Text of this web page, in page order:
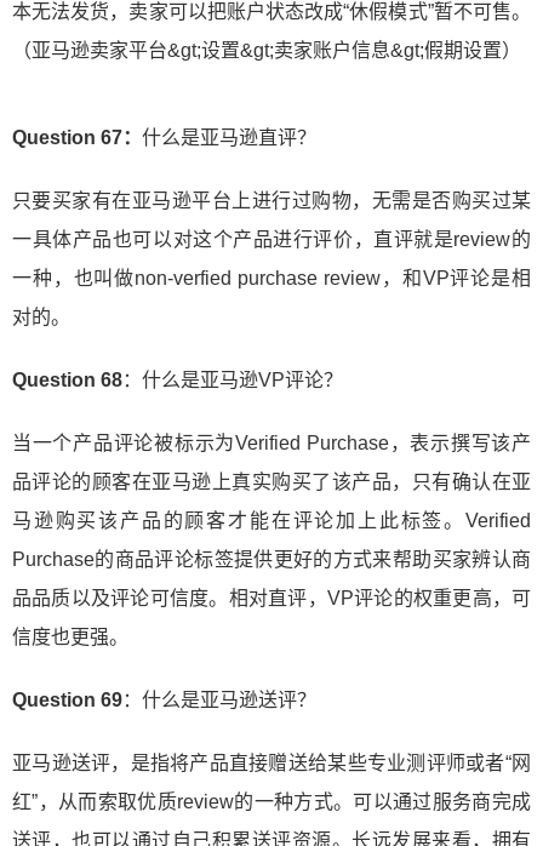
本无法发货，卖家可以把账户状态改成“休假模式”暂不可售。
（亚马逊卖家平台&gt;设置&gt;卖家账户信息&gt;假期设置）
Question 67： 什么是亚马逊直评？
只要买家有在亚马逊平台上进行过购物，无需是否购买过某
一具体产品也可以对这个产品进行评价，直评就是review的
一种，也叫做non-verfied purchase review，和VP评论是相
对的。
Question 68：什么是亚马逊VP评论？
当一个产品评论被标示为Verified Purchase，表示撰写该产
品评论的顾客在亚马逊上真实购买了该产品，只有确认在亚
马逊购买该产品的顾客才能在评论加上此标签。Verified
Purchase的商品评论标签提供更好的方式来帮助买家辨认商
品品质以及评论可信度。相对直评，VP评论的权重更高，可
信度也更强。
Question 69：什么是亚马逊送评？
亚马逊送评，是指将产品直接赠送给某些专业测评师或者“网
红”，从而索取优质review的一种方式。可以通过服务商完成
送评，也可以通过自己积累送评资源。长远发展来看，拥有